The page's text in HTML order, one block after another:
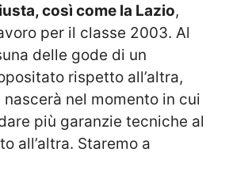
così come la Lazio,
per il classe 2003. Al
delle gode di un
rispetto all’altra,
nel momento in cui
più garanzie tecniche al
all’altra. Staremo a